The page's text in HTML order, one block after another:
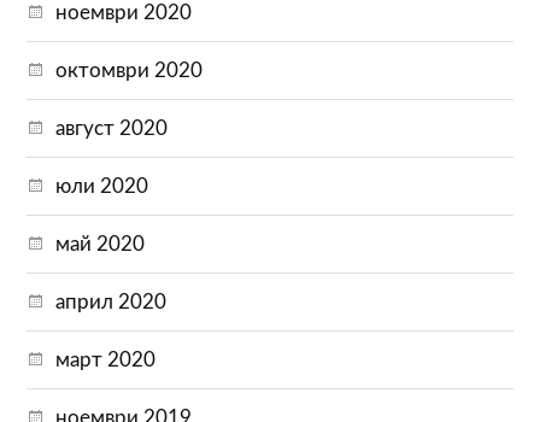
ноември 2020
октомври 2020
август 2020
юли 2020
май 2020
април 2020
март 2020
ноември 2019